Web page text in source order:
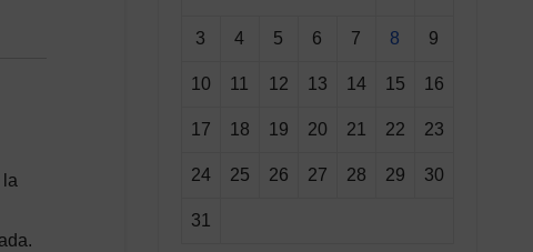
la
3 4 5 6 7 8 9
10 11 12 13 14 15 16
17 18 19 20 21 22 23
24 25 26 27 28 29 30
31